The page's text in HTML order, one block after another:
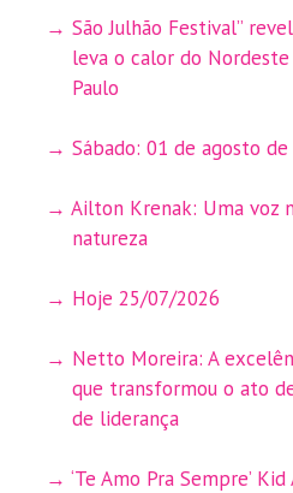
São Julhão Festival”
leva o calor do Nordeste
Paulo
Sábado: 01 de agosto
Ailton Krenak: Uma voz
natureza
Hoje 25/07/2026
Netto Moreira: A
que transformou o ato
de liderança
‘Te Amo Pra Sempre’